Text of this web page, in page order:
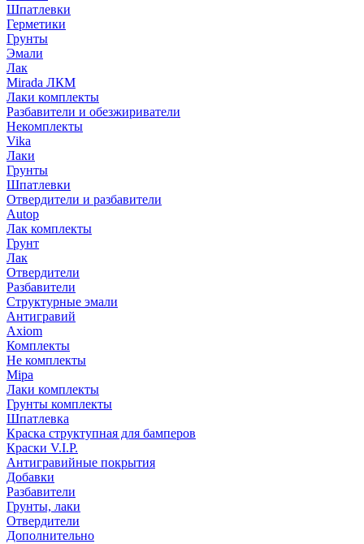
Шпатлевки
Герметики
Грунты
Эмали
Лак
Mirada ЛКМ
Лаки комплекты
Разбавители и обезжириватели
Некомплекты
Vika
Лаки
Грунты
Шпатлевки
Отвердители и разбавители
Autop
Лак комплекты
Грунт
Лак
Отвердители
Разбавители
Структурные эмали
Антигравий
Axiom
Комплекты
Не комплекты
Mipa
Лаки комплекты
Грунты комплекты
Шпатлевка
Краска структупная для бамперов
Краски V.I.P.
Антигравийные покрытия
Добавки
Разбавители
Грунты, лаки
Отвердители
Дополнительно